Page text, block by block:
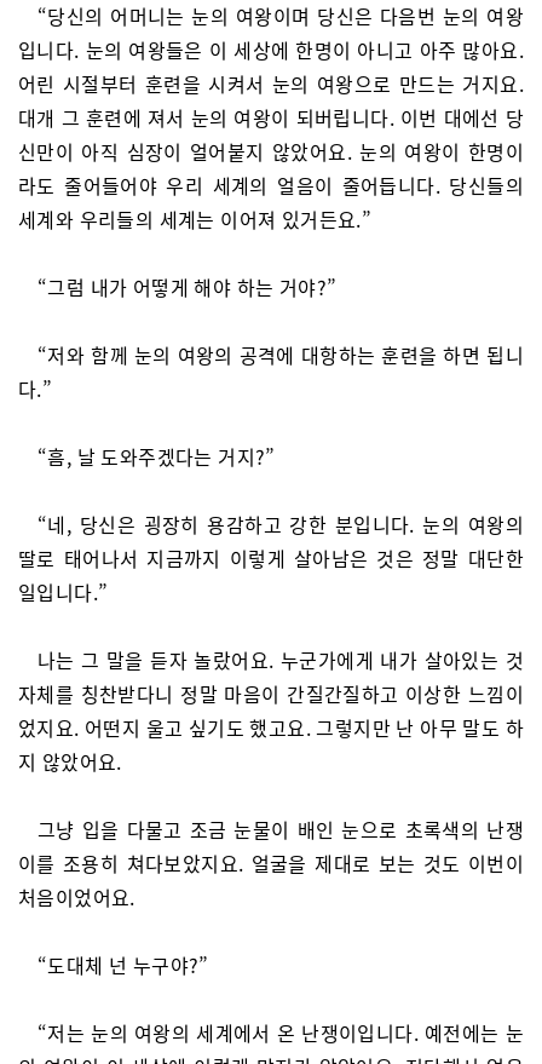
“당신의 어머니는 눈의 여왕이며 당신은 다음번 눈의 여왕
입니다. 눈의 여왕들은 이 세상에 한명이 아니고 아주 많아요.
어린 시절부터 훈련을 시켜서 눈의 여왕으로 만드는 거지요.
대개 그 훈련에 져서 눈의 여왕이 되버립니다. 이번 대에선 당
신만이 아직 심장이 얼어붙지 않았어요. 눈의 여왕이 한명이
라도 줄어들어야 우리 세계의 얼음이 줄어듭니다. 당신들의
세계와 우리들의 세계는 이어져 있거든요.”
“그럼 내가 어떻게 해야 하는 거야?”
“저와 함께 눈의 여왕의 공격에 대항하는 훈련을 하면 됩니
다.”
“흠, 날 도와주겠다는 거지?”
“네, 당신은 굉장히 용감하고 강한 분입니다. 눈의 여왕의
딸로 태어나서 지금까지 이렇게 살아남은 것은 정말 대단한
일입니다.”
나는 그 말을 듣자 놀랐어요. 누군가에게 내가 살아있는 것
자체를 칭찬받다니 정말 마음이 간질간질하고 이상한 느낌이
었지요. 어떤지 울고 싶기도 했고요. 그렇지만 난 아무 말도 하
지 않았어요.
그냥 입을 다물고 조금 눈물이 배인 눈으로 초록색의 난쟁
이를 조용히 쳐다보았지요. 얼굴을 제대로 보는 것도 이번이
처음이었어요.
“도대체 넌 누구야?”
“저는 눈의 여왕의 세계에서 온 난쟁이입니다. 예전에는 눈